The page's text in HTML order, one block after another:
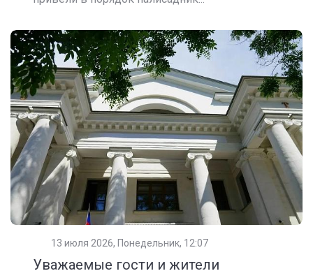
13 июля 2026, Понедельник, 12:07
Уважаемые гости и жители